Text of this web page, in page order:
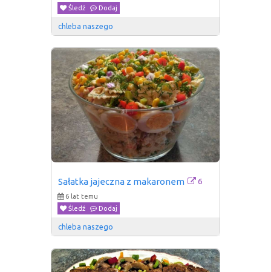
Śledź
Dodaj
chleba naszego
Sałatka jajeczna z makaronem 6
6 lat temu
Śledź
Dodaj
chleba naszego